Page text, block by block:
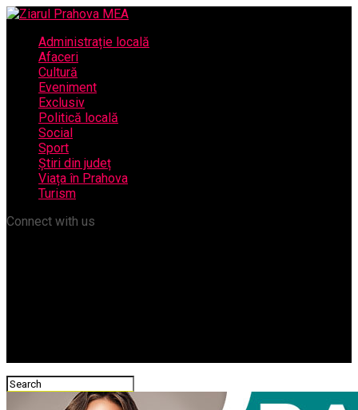
Administrație locală
Afaceri
Cultură
Eveniment
Exclusiv
Politică locală
Social
Sport
Știri din județ
Viața în Prahova
Turism
Connect with us